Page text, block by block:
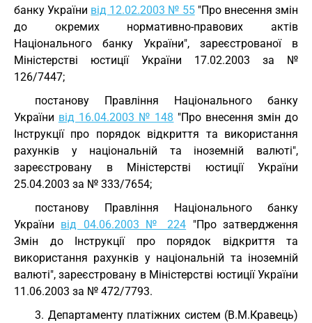
банку України від 12.02.2003 № 55"Про внесення змін
до окремих нормативно-правових актів
Національного банку України", зареєстрованої в
Міністерстві юстиції України 17.02.2003 за №
126/7447;
постанову Правління Національного банку
України від 16.04.2003 № 148 "Про внесення змін до
Інструкції про порядок відкриття та використання
рахунків у національній та іноземній валюті",
зареєстровану в Міністерстві юстиції України
25.04.2003 за № 333/7654;
постанову Правління Національного банку
України від 04.06.2003 № 224 "Про затвердження
Змін до Інструкції про порядок відкриття та
використання рахунків у національній та іноземній
валюті", зареєстровану в Міністерстві юстиції України
11.06.2003 за № 472/7793.
3. Департаменту платіжних систем (В.М.Кравець)